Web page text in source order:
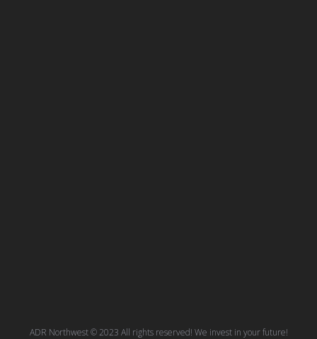
ADR Northwest © 2023 All rights reserved! We invest in your future!